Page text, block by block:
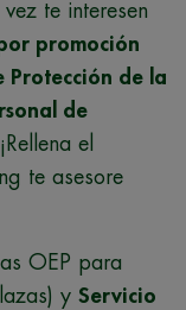
te interesen
promoción
Protección de la
de
el
te asesore
OEP para
y Servicio